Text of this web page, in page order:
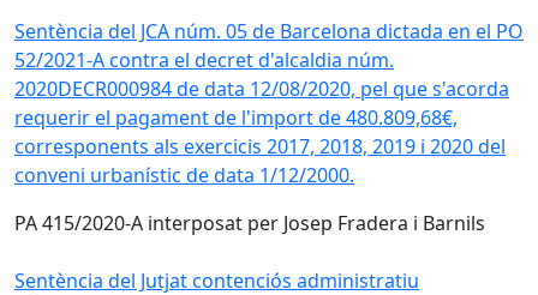
Sentència del JCA núm. 05 de Barcelona dictada en el PO
52/2021-A contra el decret d'alcaldia núm.
2020DECR000984 de data 12/08/2020, pel que s'acorda
requerir el pagament de l'import de 480.809,68€,
corresponents als exercicis 2017, 2018, 2019 i 2020 del
conveni urbanístic de data 1/12/2000.
PA 415/2020-A interposat per Josep Fradera i Barnils
Sentència del Jutjat contenciós administratiu